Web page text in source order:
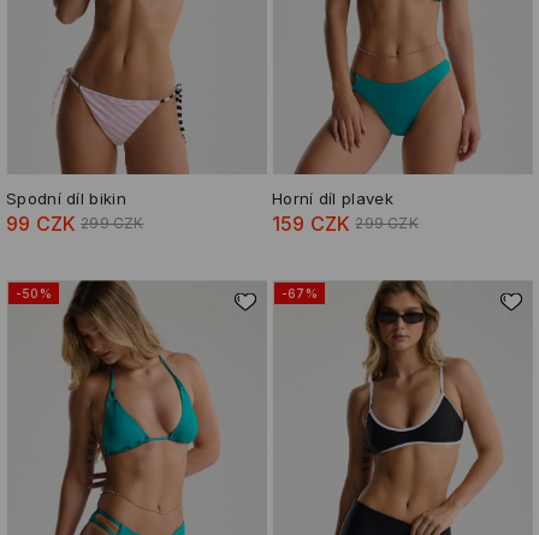
Spodní díl bikin
99 CZK 299 CZK
Horní díl plavek
159 CZK 299 CZK
-50% -67%